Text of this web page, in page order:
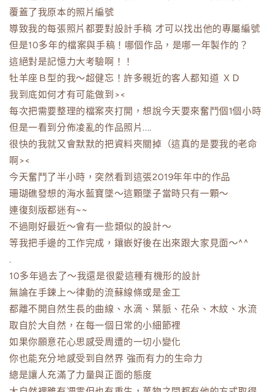
覆蓋了我原本的照片編號
導致我的每張照片都要對設計手稿 才可以找出他的專屬編號
但是10多年的檔案與手稿！哪個作品，是哪一年製作的？
這絕對是記憶力大考驗啊！！
牡羊座Ｂ型的我～超健忘！許多親近的客人都知道 ＸＤ
我到底如何才有可能做到><
每次把需要整理的檔案夾打開，想說今天要來奮鬥個1個小時
但是一看到分佈凌亂的作品照片....
很快的我就又會默默的把資料夾關掉（這真的是要我的老命
啊><
今天奮鬥了半小時，突然看到這張2019年年中的作品
珊瑚礁發想的海水藍寶墜～這顆墜子當時只有一顆～
連復刻版都迷有~~
不過剛好最近～會有一些類似的設計～
等我把手邊的工作完成，鑲嵌好後在出來跟大家見面～^^
.
10多年過去了～我還是很愛這種有機形的設計
無論在手鍊上～律動的流蘇線條或是金工
都離不開自然生長的曲線、水滴、葉脈、花朵、木紋、水流
取自於大自然，在每一個日常的小細節裡
如果你願意花心思感受周遭的一切小變化
你也能充分地感受到自然界 強而有力的生命力
總是讓人充滿了力量與正面的態度